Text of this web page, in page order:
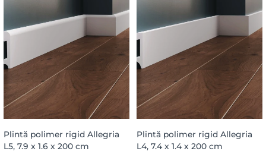
Plintă polimer rigid Allegria
L5, 7.9 x 1.6 x 200 cm
Plintă polimer rigid Allegria
L4, 7.4 x 1.4 x 200 cm